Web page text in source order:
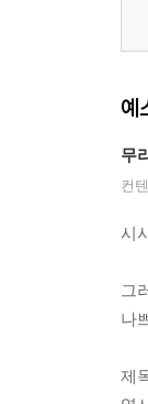
예
무
컨
시
그
나
제